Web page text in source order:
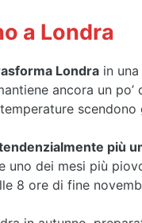
a Londra
Londra in
ancora un
più
uno dei mesi più
8 ore di fine